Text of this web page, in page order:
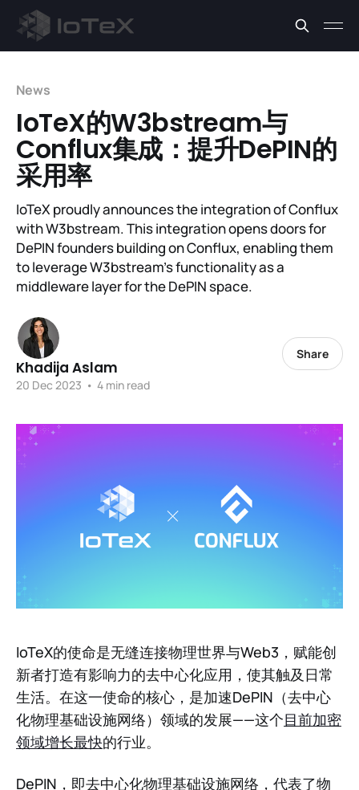
News
IoTeX的W3bstream与
Conflux集成：提升DePIN的
采用率
IoTeX proudly announces the integration of Conflux
with W3bstream. This integration opens doors for
DePIN founders building on Conflux, enabling them
to leverage W3bstream's functionality as a
middleware layer for the DePIN space.
Khadija Aslam
20 Dec 2023 • 4 min read
Share
IoTeX的使命是无缝连接物理世界与Web3，赋能创
新者打造有影响力的去中心化应用，使其触及日常
生活。在这一使命的核心，是加速DePIN（去中心
化物理基础设施网络）领域的发展——这个目前加密
领域增长最快的行业。
DePIN，即去中心化物理基础设施网络，代表了物